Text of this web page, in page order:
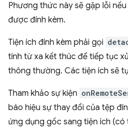
Phương thức này sẽ gặp lỗi
được đính kèm.
Tiện ích đính kèm phải gọi
tính từ xa kết thúc để tiếp tục
thông thường. Các tiện ích sẽ
Tham khảo sự kiện
báo hiệu sự thay đổi của tệp
ứng dụng gốc sang tiện ích (có